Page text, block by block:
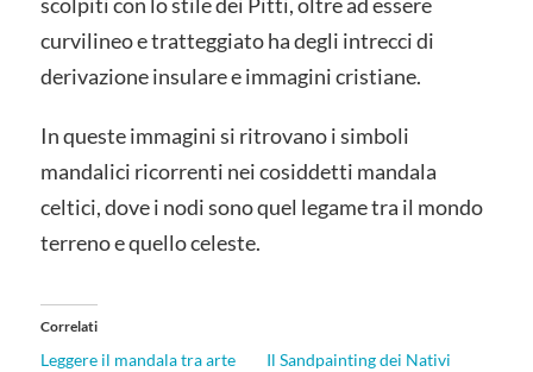
curvilineo e tratteggiato ha degli intrecci di
derivazione insulare e immagini cristiane.
In queste immagini si ritrovano i simboli
mandalici ricorrenti nei cosiddetti mandala
celtici, dove i nodi sono quel legame tra il mondo
terreno e quello celeste.
Correlati
Leggere il mandala tra arte
Il Sandpainting dei Nativi